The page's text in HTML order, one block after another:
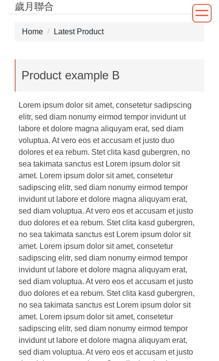
Jump歲月聯合
Home Latest Product
Product example B
Lorem ipsum dolor sit amet, consetetur sadipscing
elitr, sed diam nonumy eirmod tempor invidunt ut
labore et dolore magna aliquyam erat, sed diam
voluptua. At vero eos et accusam et justo duo
dolores et ea rebum. Stet clita kasd gubergren, no
sea takimata sanctus est Lorem ipsum dolor sit
amet. Lorem ipsum dolor sit amet, consetetur
sadipscing elitr, sed diam nonumy eirmod tempor
invidunt ut labore et dolore magna aliquyam erat,
sed diam voluptua. At vero eos et accusam et justo
duo dolores et ea rebum. Stet clita kasd gubergren,
no sea takimata sanctus est Lorem ipsum dolor sit
amet. Lorem ipsum dolor sit amet, consetetur
sadipscing elitr, sed diam nonumy eirmod tempor
invidunt ut labore et dolore magna aliquyam erat,
sed diam voluptua. At vero eos et accusam et justo
duo dolores et ea rebum. Stet clita kasd gubergren,
no sea takimata sanctus est Lorem ipsum dolor sit
amet. Lorem ipsum dolor sit amet, consetetur
sadipscing elitr, sed diam nonumy eirmod tempor
invidunt ut labore et dolore magna aliquyam erat,
sed diam voluptua. At vero eos et accusam et justo